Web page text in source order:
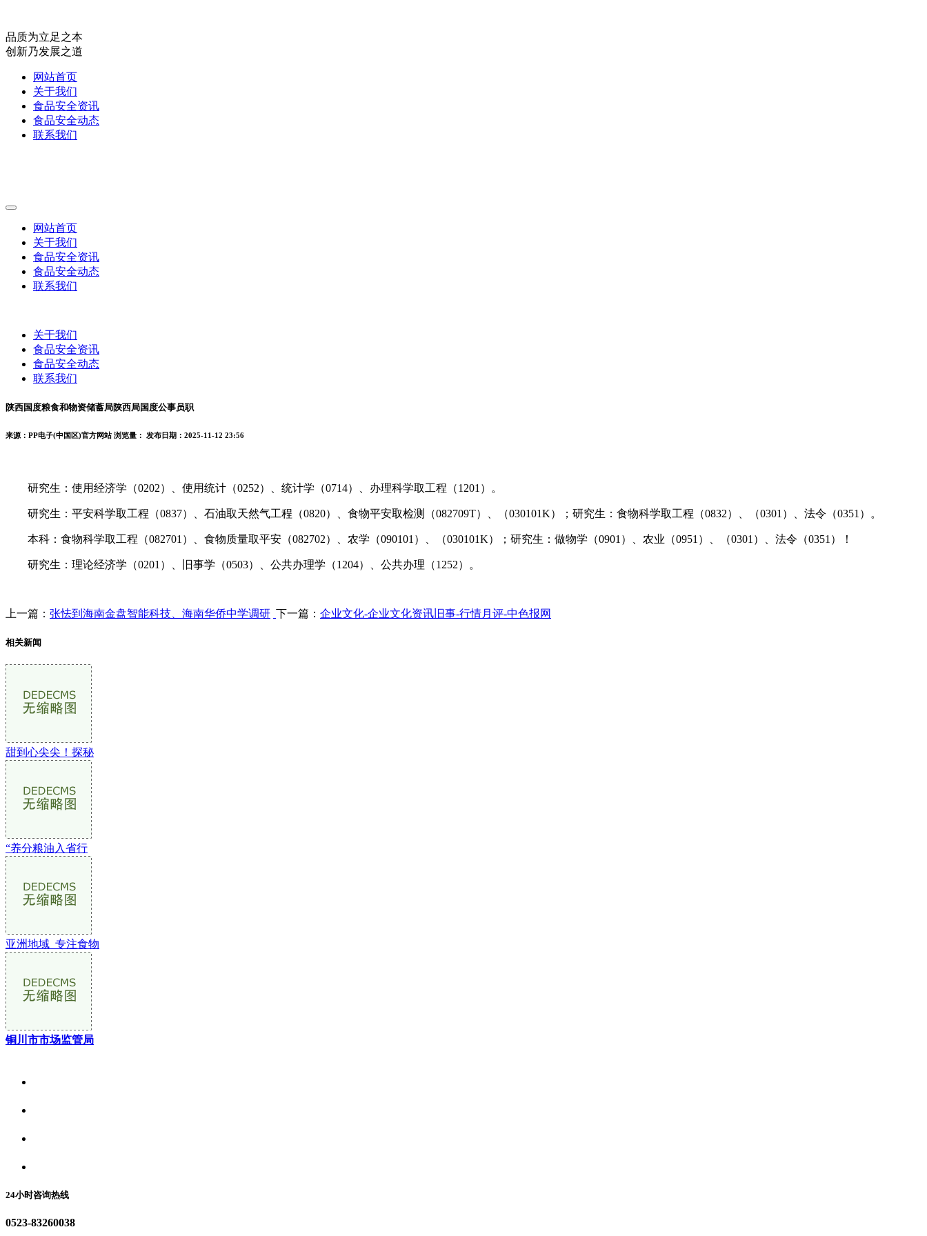
品质为立足之本
创新乃发展之道
网站首页
关于我们
食品安全资讯
食品安全动态
联系我们
网站首页
关于我们
食品安全资讯
食品安全动态
联系我们
关于我们
食品安全资讯
食品安全动态
联系我们
陕西国度粮食和物资储蓄局陕西局国度公事员职
来源：PP电子(中国区)官方网站 浏览量： 发布日期：2025-11-12 23:56
研究生：使用经济学（0202）、使用统计（0252）、统计学（0714）、办理科学取工程（1201）。
研究生：平安科学取工程（0837）、石油取天然气工程（0820）、食物平安取检测（082709T）、（030101K）；研究生：食物科学取工程（0832）、（0301）、法令（0351）。
本科：食物科学取工程（082701）、食物质量取平安（082702）、农学（090101）、（030101K）；研究生：做物学（0901）、农业（0951）、（0301）、法令（0351）！
研究生：理论经济学（0201）、旧事学（0503）、公共办理学（1204）、公共办理（1252）。
上一篇： 张怯到海南金盘智能科技、海南华侨中学调研 下一篇： 企业文化-企业文化资讯旧事-行情月评-中色报网
相关新闻
甜到心尖尖！探秘
“养分粮油入省行
亚洲地域_专注食物
铜川市市场监管局
24小时咨询热线
0523-83260038